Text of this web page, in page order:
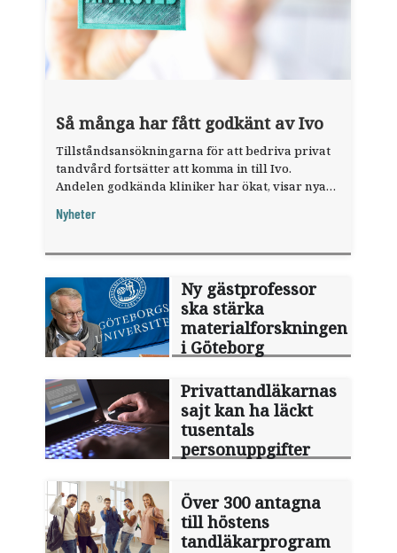
Så många har fått godkänt av Ivo
Tillståndsansökningarna för att bedriva privat
tandvård fortsätter att komma in till Ivo.
Andelen godkända kliniker har ökat, visar nya
Nyheter
Ny gästprofessor
ska stärka
materialforskningen
i Göteborg
Privattandläkarnas
sajt kan ha läckt
tusentals
personuppgifter
Över 300 antagna
till höstens
tandläkarprogram